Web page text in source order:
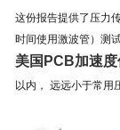
这份报告提供了压力
时间使用激波管）测
美国PCB加速
以内， 远远小于常用